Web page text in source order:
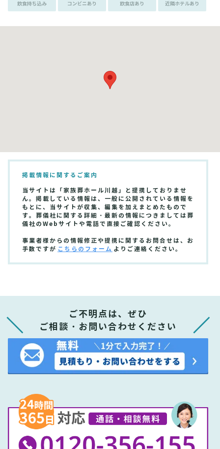
飲食持ち込み コンビニあり 飲食店あり 近隣ホテルあり
掲載情報に関するご案内
当サイトは「家族葬ホール川越」と提携しておりませ
ん。掲載している情報は、一般に公開されている情報を
もとに、当サイトが収集、編集を加えまとめたもので
す。葬儀社に関する詳細・最新の情報につきましては葬
儀社のWebサイトや電話で直接ご確認ください。
事業者様からの情報修正や提携に関するお問合せは、お
手数ですが こちらのフォーム よりご連絡ください。
ご不明点は、ぜひ
ご相談・お問い合わせください